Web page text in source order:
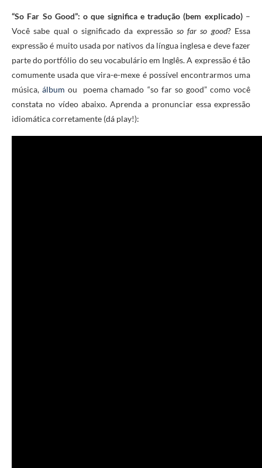
“So Far So Good”: o que significa e tradução (bem explicado)–
Você sabe qual o significado da expressão so far so good? Essa
expressão é muito usada por nativos da língua inglesa e deve fazer
parte do portfólio do seu vocabulário em Inglês. A expressão é tão
comumente usada que vira-e-mexe é possível encontrarmos uma
música,álbum ou poema chamado “so far so good” como você
constata no vídeo abaixo. Aprenda a pronunciar essa expressão
idiomática corretamente (dá play!):